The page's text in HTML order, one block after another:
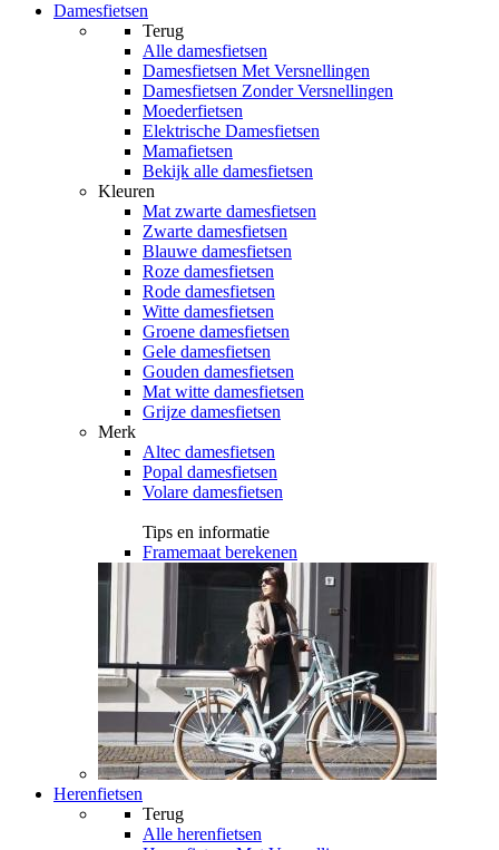
Damesfietsen
Terug
Alle damesfietsen
Damesfietsen Met Versnellingen
Damesfietsen Zonder Versnellingen
Moederfietsen
Elektrische Damesfietsen
Mamafietsen
Bekijk alle damesfietsen
Kleuren
Mat zwarte damesfietsen
Zwarte damesfietsen
Blauwe damesfietsen
Roze damesfietsen
Rode damesfietsen
Witte damesfietsen
Groene damesfietsen
Gele damesfietsen
Gouden damesfietsen
Mat witte damesfietsen
Grijze damesfietsen
Merk
Altec damesfietsen
Popal damesfietsen
Volare damesfietsen
Tips en informatie
Framemaat berekenen
Herenfietsen
Terug
Alle herenfietsen